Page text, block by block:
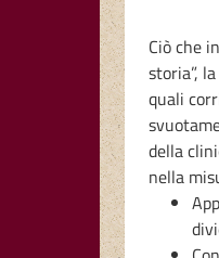
Ciò che
storia”,
quali
della
nella